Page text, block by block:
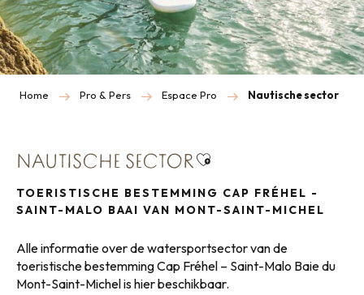
Home Pro & Pers Espace Pro Nautische sector
NAUTISCHE SECTORAjouter aux favoris
TOERISTISCHE BESTEMMING CAP FRÉHEL -
SAINT-MALO BAAI VAN MONT-SAINT-MICHEL
Alle informatie over de watersportsector van de
toeristische bestemming Cap Fréhel – Saint-Malo Baie du
Mont-Saint-Michel is hier beschikbaar.